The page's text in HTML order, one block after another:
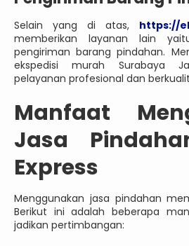
Selain yang di atas, https://
memberikan layanan lain
pengiriman barang pindahan.
ekspedisi murah Surabaya
pelayanan profesional dan
Manfaat
Jasa
Express
Menggunakan jasa pindahan
Berikut ini adalah beberapa
jadikan pertimbangan: